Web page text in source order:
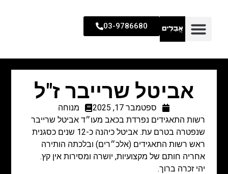
03-9786680
אביטל שרייבר ז"ל
ספטמבר 17, 2025
מנוחה
רשות התאגידים נפרדת בכאב מעו״ד אביטל שרייבר
שנפטרה בטרם עת. אביטל כיהנה כ-12 שנים כסגנית
ראש רשות התאגידים (אלכ״רים) ובלכתה הותירה
אחריה חותם של מקצועיות, יושרה ומסירות אין קץ.
יהי זכרה ברוך.